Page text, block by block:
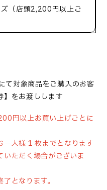
（店頭2,200円以上ご
て対象商品をご購入のお客
】をお渡しします
円以上お買い上げごとに
一人様 1枚までとなります
いただく場合がございま
となります。